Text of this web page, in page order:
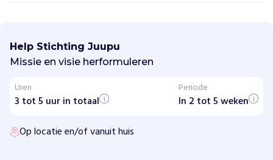
c
h
t
n
g
u
Help Stichting Juupu
Missie en visie herformuleren
Uren
3 tot 5 uur in totaal
Periode
In 2 tot 5 weken
Op locatie en/of vanuit huis